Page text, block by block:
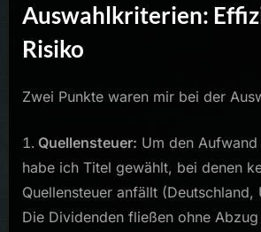
Auswahlkriterien:
Risiko
Zwei Punkte waren mir bei der
Quellensteuer: Um den
habe ich Titel gewählt, bei denen
Quellensteuer anfällt
Die Dividenden fließen ohne